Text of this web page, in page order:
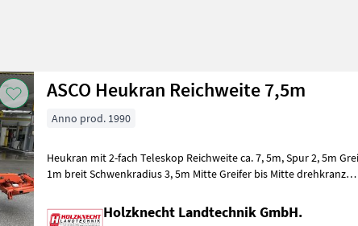
ASCO Heukran Reichweite 7,5m
Anno prod. 1990
Heukran mit 2-fach Teleskop Reichweite ca. 7, 5m, Spur 2, 5m Greifer
1m breit Schwenkradius 3, 5m Mitte Greifer bis Mitte drehkranz
Holzknecht Landtechnik GmbH.